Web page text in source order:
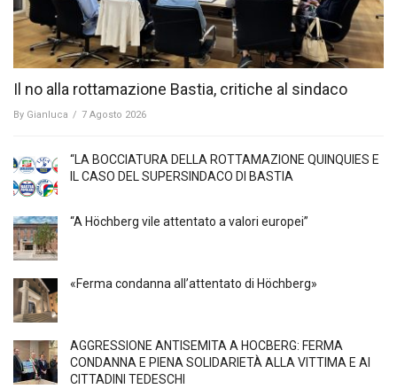
Il no alla rottamazione Bastia, critiche al sindaco
By Gianluca / 7 Agosto 2026
“LA BOCCIATURA DELLA ROTTAMAZIONE QUINQUIES E
IL CASO DEL SUPERSINDACO DI BASTIA
“A Höchberg vile attentato a valori europei”
«Ferma condanna all’attentato di Höchberg»
AGGRESSIONE ANTISEMITA A HÖCBERG: FERMA
CONDANNA E PIENA SOLIDARIETÀ ALLA VITTIMA E AI
CITTADINI TEDESCHI